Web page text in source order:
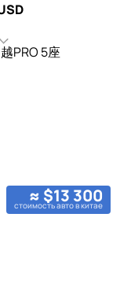
≈ $13 300
стоимость авто в китае